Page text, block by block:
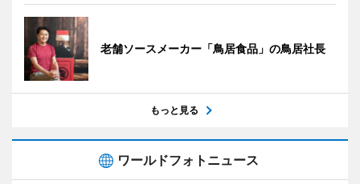
老舗ソースメーカー「鳥居食品」の鳥居社長
もっと見る
ワールドフォトニュース